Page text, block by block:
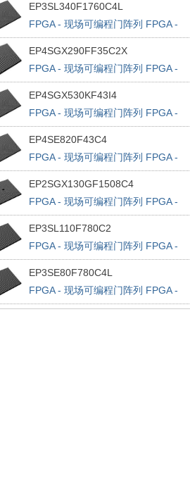
EP3SL340F1760C4L
FPGA - 现场可编程门阵列 FPGA -
Stratix III 13500 LABs 1120 IOs
EP4SGX290FF35C2X
FPGA - 现场可编程门阵列 FPGA -
Stratix IV GX 11648 LABs 564 IOs
EP4SGX530KF43I4
FPGA - 现场可编程门阵列 FPGA -
Stratix IV GX 21248 LABs 880 IOs
EP4SE820F43C4
FPGA - 现场可编程门阵列 FPGA -
Stratix IV E 32522 LABs 1120 IOs
EP2SGX130GF1508C4
FPGA - 现场可编程门阵列 FPGA -
Stratix II GX 6627 LABs 734 IOs
EP3SL110F780C2
FPGA - 现场可编程门阵列 FPGA -
Stratix III 4300 LABs 488 IOs
EP3SE80F780C4L
FPGA - 现场可编程门阵列 FPGA -
Stratix III 3200 LABs 488 IOs